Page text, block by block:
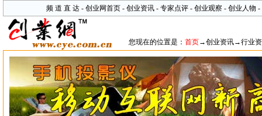
频 道 直 达 - 创业网首页- 创业资讯- 专家点评- 创业观察 - 创业人物 -
您现在的位置是： 首页→创业资讯→行业